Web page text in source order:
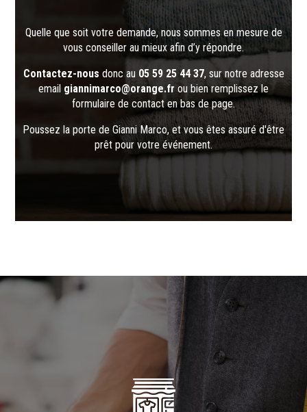
Quelle que soit votre demande, nous sommes en mesure de
vous conseiller au mieux afin d’y répondre.
Contactez-nous donc au 05 59 25 44 37, sur notre adresse
email giannimarco@orange.frou bien remplissez le
formulaire de contact en bas de page.
Poussez la porte de Gianni Marco, et vous êtes assuré d'être
prêt pour votre événement.